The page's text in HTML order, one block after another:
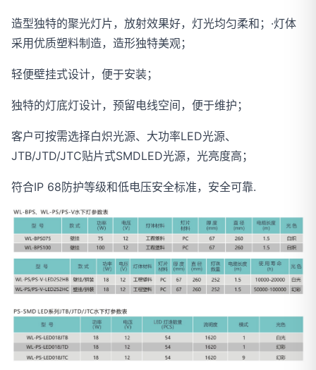
造型独特的聚光灯片，放射效果好，灯光均匀柔和；·灯体
采用优质塑料制造，造形独特美观；
轻便壁挂式设计，便于安装；
独特的灯底灯设计，预留电线空间，便于维护；
客户可按需选择白炽光源、大功率LED光源、
JTB/JTD/JTC贴片式SMDLED光源，光亮度高；
符合IP 68防护等级和低电压安全标准，安全可靠.